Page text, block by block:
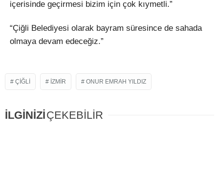
içerisinde geçirmesi bizim için çok kıymetli.”
“Çiğli Belediyesi olarak bayram süresince de sahada
olmaya devam edeceğiz.”
ÇIĞLI IZMIR ONUR EMRAH YILDIZ
İLGİNİZİÇEKEBİLİR